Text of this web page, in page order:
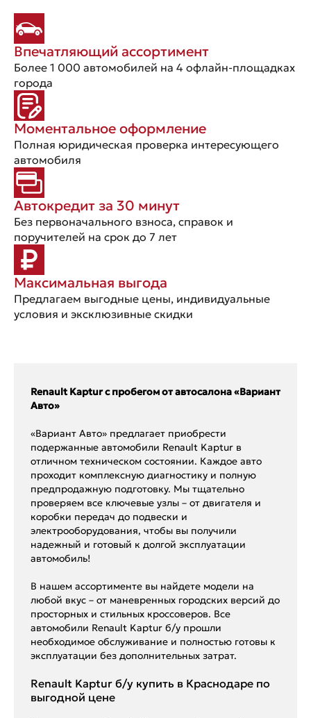
Впечатляющий ассортимент
Более 1 000 автомобилей на 4 офлайн-площадках
города
Моментальное оформление
Полная юридическая проверка интересующего
автомобиля
Автокредит за 30 минут
Без первоначального взноса, справок и
поручителей на срок до 7 лет
Максимальная выгода
Предлагаем выгодные цены, индивидуальные
условия и эксклюзивные скидки
Renault Kaptur с пробегом от автосалона «Вариант
Авто»
«Вариант Авто» предлагает приобрести
подержанные автомобили Renault Kaptur в
отличном техническом состоянии. Каждое авто
проходит комплексную диагностику и полную
предпродажную подготовку. Мы тщательно
проверяем все ключевые узлы – от двигателя и
коробки передач до подвески и
электрооборудования, чтобы вы получили
надежный и готовый к долгой эксплуатации
автомобиль!
В нашем ассортименте вы найдете модели на
любой вкус – от маневренных городских версий до
просторных и стильных кроссоверов. Все
автомобили Renault Kaptur б/у прошли
необходимое обслуживание и полностью готовы к
эксплуатации без дополнительных затрат.
Renault Kaptur б/у купить в Краснодаре по
выгодной цене